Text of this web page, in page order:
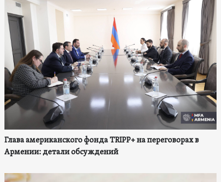
Глава американского фонда TRIPP+ на переговорах в
Армении: детали обсуждений